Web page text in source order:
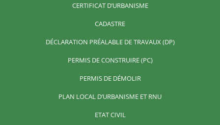
CERTIFICAT D’URBANISME
CADASTRE
DÉCLARATION PRÉALABLE DE TRAVAUX (DP)
PERMIS DE CONSTRUIRE (PC)
PERMIS DE DÉMOLIR
PLAN LOCAL D’URBANISME ET RNU
ETAT CIVIL